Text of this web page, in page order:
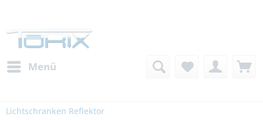
Menü
Lichtschranken Reflektor